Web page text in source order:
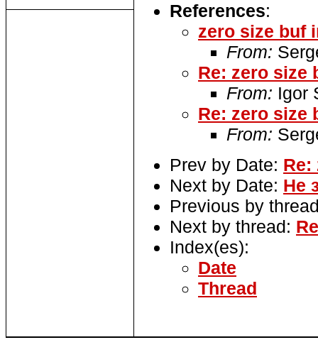
References:
zero size buf
From:
Re: zero size
From: Igor
Re: zero size
From:
Prev by Date: Re:
Next by Date: Не
Previous by
Next by thread:
Index(es):
Date
Thread